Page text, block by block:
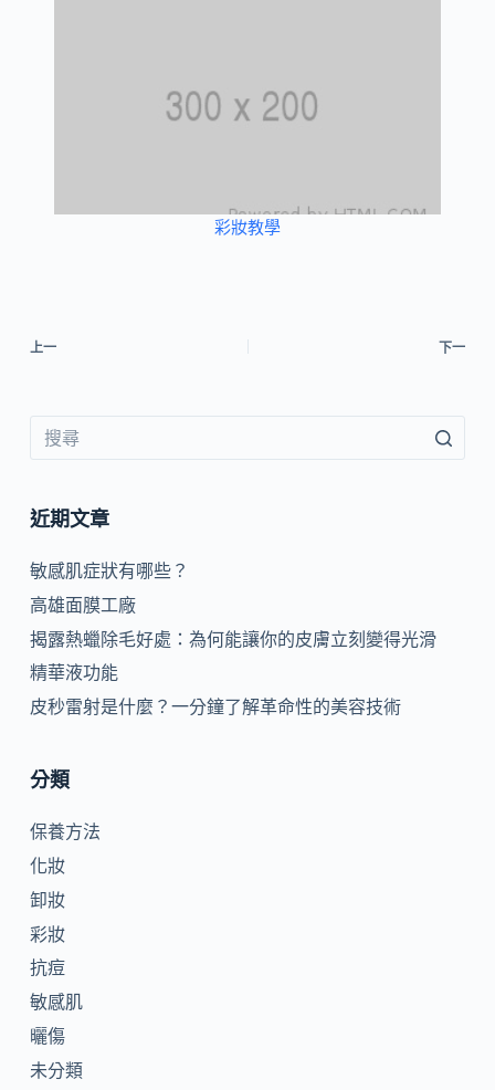
彩妝教學
上一 下一
近期文章
敏感肌症狀有哪些？
高雄面膜工廠
揭露熱蠟除毛好處：為何能讓你的皮膚立刻變得光滑
精華液功能
皮秒雷射是什麼？一分鐘了解革命性的美容技術
分類
保養方法
化妝
卸妝
彩妝
抗痘
敏感肌
曬傷
未分類